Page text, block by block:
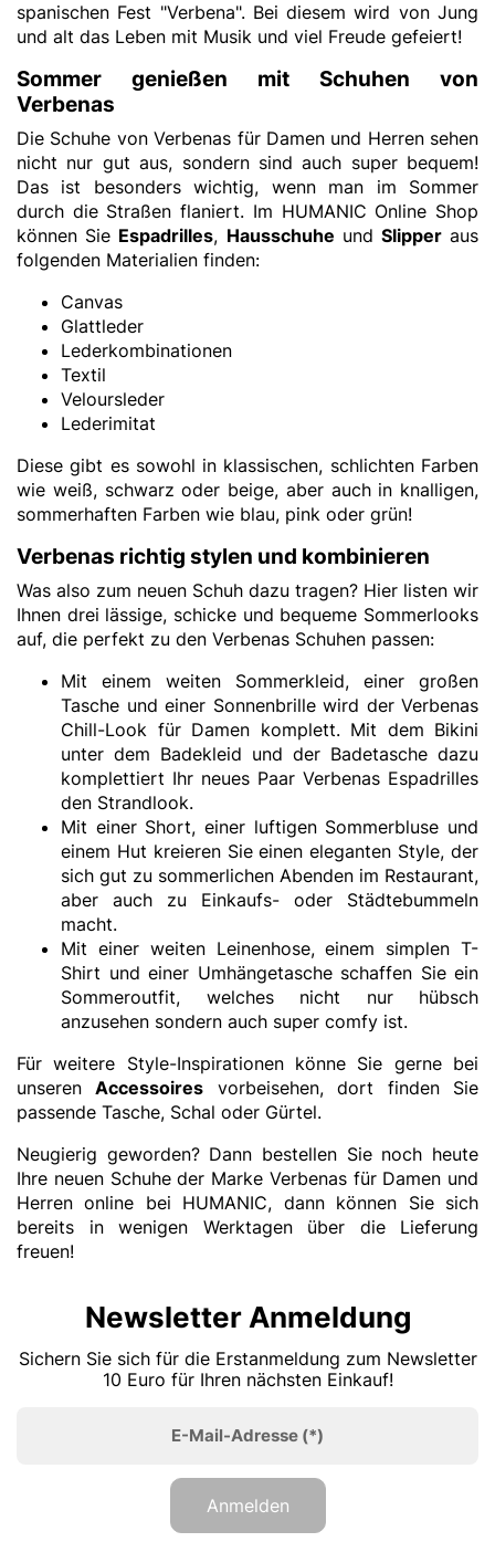
spanischen Fest "Verbena". Bei diesem wird von Jung
und alt das Leben mit Musik und viel Freude gefeiert!
Sommer genießen mit Schuhen von
Verbenas
Die Schuhe von Verbenas für Damen und Herren sehen
nicht nur gut aus, sondern sind auch super bequem!
Das ist besonders wichtig, wenn man im Sommer
durch die Straßen flaniert. Im HUMANIC Online Shop
können Sie Espadrilles, Hausschuhe und Slipperaus
folgenden Materialien finden:
Canvas
Glattleder
Lederkombinationen
Textil
Veloursleder
Lederimitat
Diese gibt es sowohl in klassischen, schlichten Farben
wie weiß, schwarz oder beige, aber auch in knalligen,
sommerhaften Farben wie blau, pink oder grün!
Verbenas richtig stylen und kombinieren
Was also zum neuen Schuh dazu tragen? Hier listen wir
Ihnen drei lässige, schicke und bequeme Sommerlooks
auf, die perfekt zu den Verbenas Schuhen passen:
Mit einem weiten Sommerkleid, einer großen
Tasche und einer Sonnenbrille wird der Verbenas
Chill-Look für Damen komplett. Mit dem Bikini
unter dem Badekleid und der Badetasche dazu
komplettiert Ihr neues Paar Verbenas Espadrilles
den Strandlook.
Mit einer Short, einer luftigen Sommerbluse und
einem Hut kreieren Sie einen eleganten Style, der
sich gut zu sommerlichen Abenden im Restaurant,
aber auch zu Einkaufs- oder Städtebummeln
macht.
Mit einer weiten Leinenhose, einem simplen T-
Shirt und einer Umhängetasche schaffen Sie ein
Sommeroutfit, welches nicht nur hübsch
anzusehen sondern auch super comfy ist.
Für weitere Style-Inspirationen könne Sie gerne bei
unserenAccessoires vorbeisehen, dort finden Sie
passende Tasche, Schal oder Gürtel.
Neugierig geworden? Dann bestellen Sie noch heute
Ihre neuen Schuhe der Marke Verbenas für Damen und
Herren online bei HUMANIC, dann können Sie sich
bereits in wenigen Werktagen über die Lieferung
freuen!
Newsletter Anmeldung
Sichern Sie sich für die Erstanmeldung zum Newsletter
10 Euro für Ihren nächsten Einkauf!
E-Mail-Adresse (*)
Anmelden